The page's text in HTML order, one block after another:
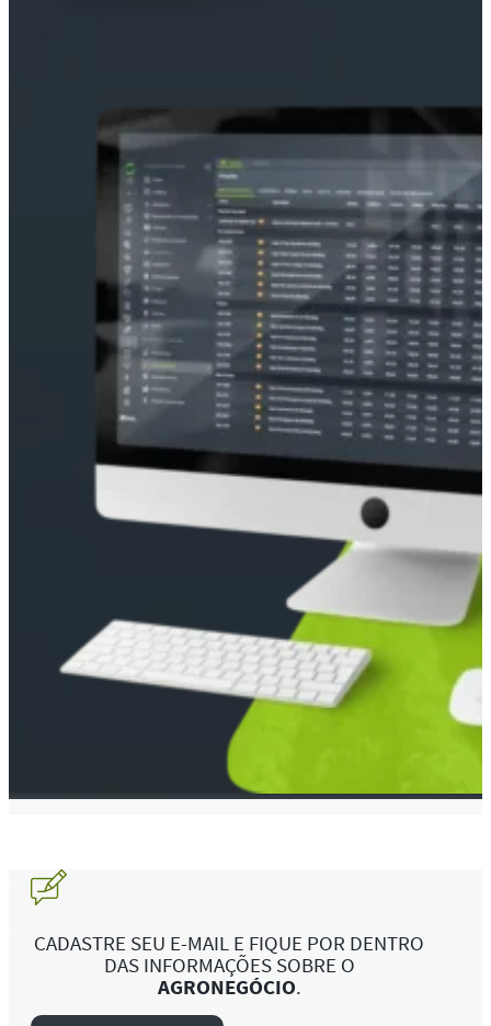
CADASTRE SEU E-MAIL E FIQUE POR DENTRO
DAS INFORMAÇÕES SOBRE O
AGRONEGÓCIO.